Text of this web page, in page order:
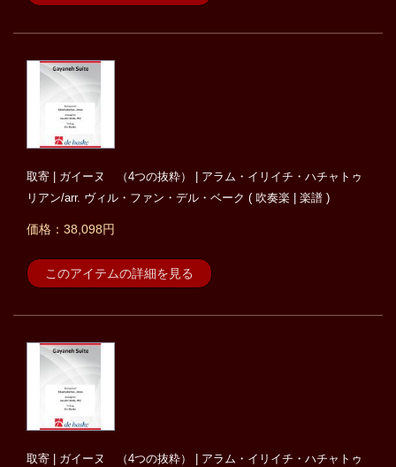
取寄 | ガイーヌ （4つの抜粋） | アラム・イリイチ・ハチャトゥ
リアン/arr. ヴィル・ファン・デル・ベーク ( 吹奏楽 | 楽譜 )
価格：38,098円
このアイテムの詳細を見る
取寄 | ガイーヌ （4つの抜粋） | アラム・イリイチ・ハチャトゥ